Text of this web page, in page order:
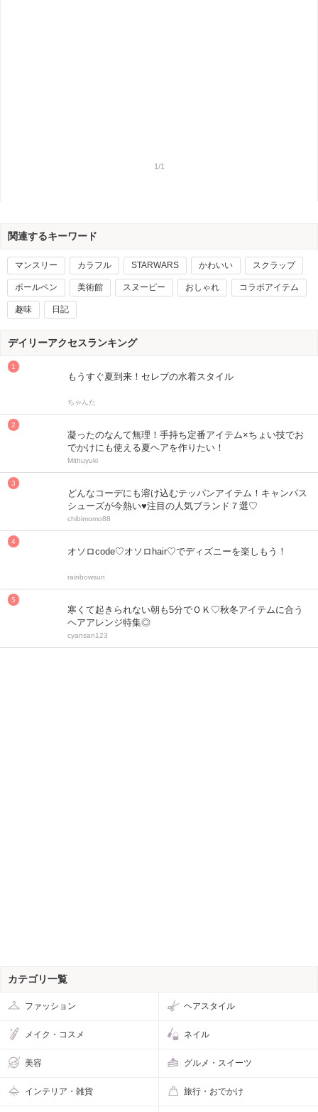
1/1
関連するキーワード
マンスリー カラフル STARWARS かわいい スクラップ
ボールペン 美術館 スヌーピー おしゃれ コラボアイテム
趣味 日記
デイリーアクセスランキング
もうすぐ夏到来！セレブの水着スタイル
ちゃんた
凝ったのなんて無理！手持ち定番アイテム×ちょい技でお
でかけにも使える夏ヘアを作りたい！
Mithuyuki
どんなコーデにも溶け込むテッパンアイテム！キャンパス
シューズが今熱い♥注目の人気ブランド７選♡
chibimomo88
オソロcode♡オソロhair♡でディズニーを楽しもう！
rainbowsun
寒くて起きられない朝も5分でＯＫ♡秋冬アイテムに合う
ヘアアレンジ特集◎
cyansan123
カテゴリ一覧
ファッション ヘアスタイル
メイク・コスメ ネイル
美容 グルメ・スイーツ
インテリア・雑貨 旅行・おでかけ